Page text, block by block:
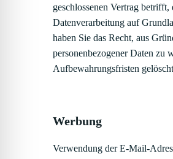
geschlossenen Vertrag
Datenverarbeitung auf
haben Sie das Recht, aus
personenbezogener Daten zu
Aufbewahrungsfristen
Werbung
Verwendung der E-Mail-